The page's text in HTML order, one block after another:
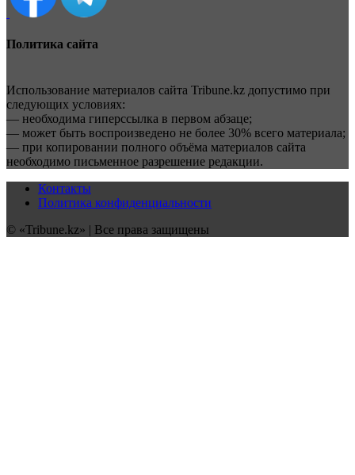
Политика сайта
Использование материалов сайта Tribune.kz допустимо при
следующих условиях:
— необходима гиперссылка в первом абзаце;
— может быть воспроизведено не более 30% всего материала;
— при копировании полного объёма материалов сайта
необходимо письменное разрешение редакции.
Контакты
Политика конфиденциальности
© «Tribune.kz» | Все права защищены